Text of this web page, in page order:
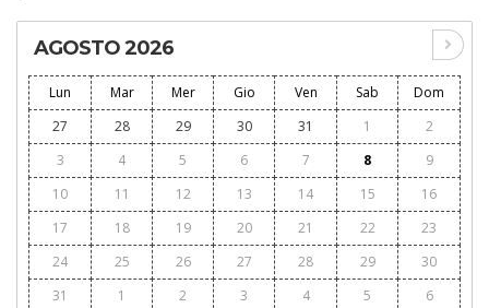
AGOSTO 2026
Lun Mar Mer Gio Ven Sab
Dom
27
28 29 30 31 1
2
3
4 5 6 7 8
9
10
11 12 13 14 15
16
17
18 19 20 21 22
23
24
25 26 27 28 29
30
31
1 2 3 4 5 6